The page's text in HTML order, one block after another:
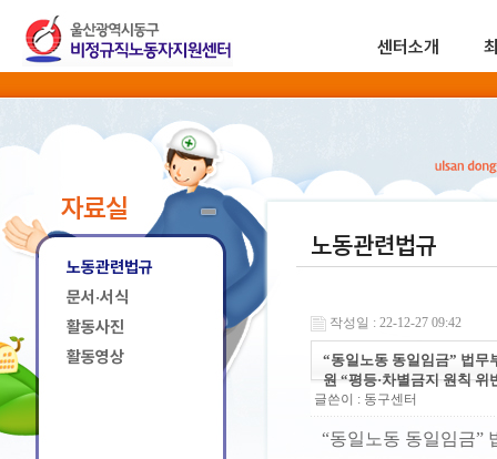
센터소개
자료실
노동관련법규
문서·서식
활동사진
활동영상
노동관련법규
작성일 : 22-12-27 09:42
“동일노동 동일임금” 법무
원 “평등·차별금지 원칙 위
글쓴이 : 동구센터
“동일노동 동일임금”